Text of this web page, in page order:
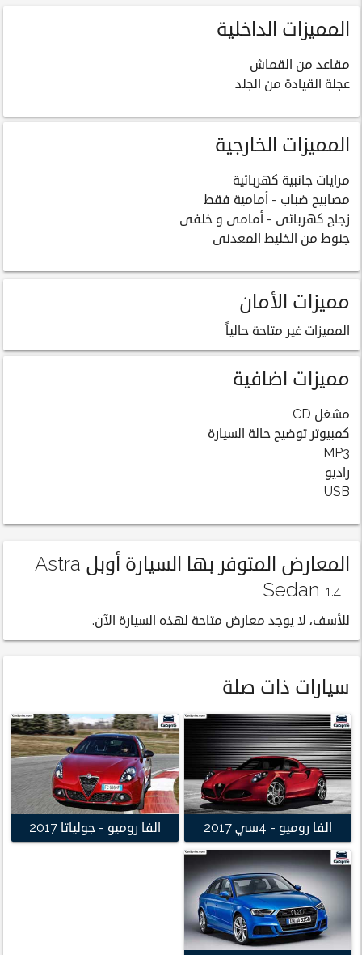
المميزات الداخلية
مقاعد من القماش
عجلة القيادة من الجلد
المميزات الخارجية
مرايات جانبية كهربائية
مصابيح ضباب - أمامية فقط
زجاج كهربائى - أمامى و خلفى
جنوط من الخليط المعدنى
مميزات الأمان
المميزات غير متاحة حالياً
مميزات اضافية
مشغل CD
كمبيوتر توضيح حالة السيارة
MP3
راديو
USB
المعارض المتوفر بها السيارة أوبل Astra
Sedan 1.4L
للأسف، لا يوجد معارض متاحة لهذه السيارة الآن.
سيارات ذات صلة
الفا روميو - 4سي 2017 الفا روميو - جولياتا 2017